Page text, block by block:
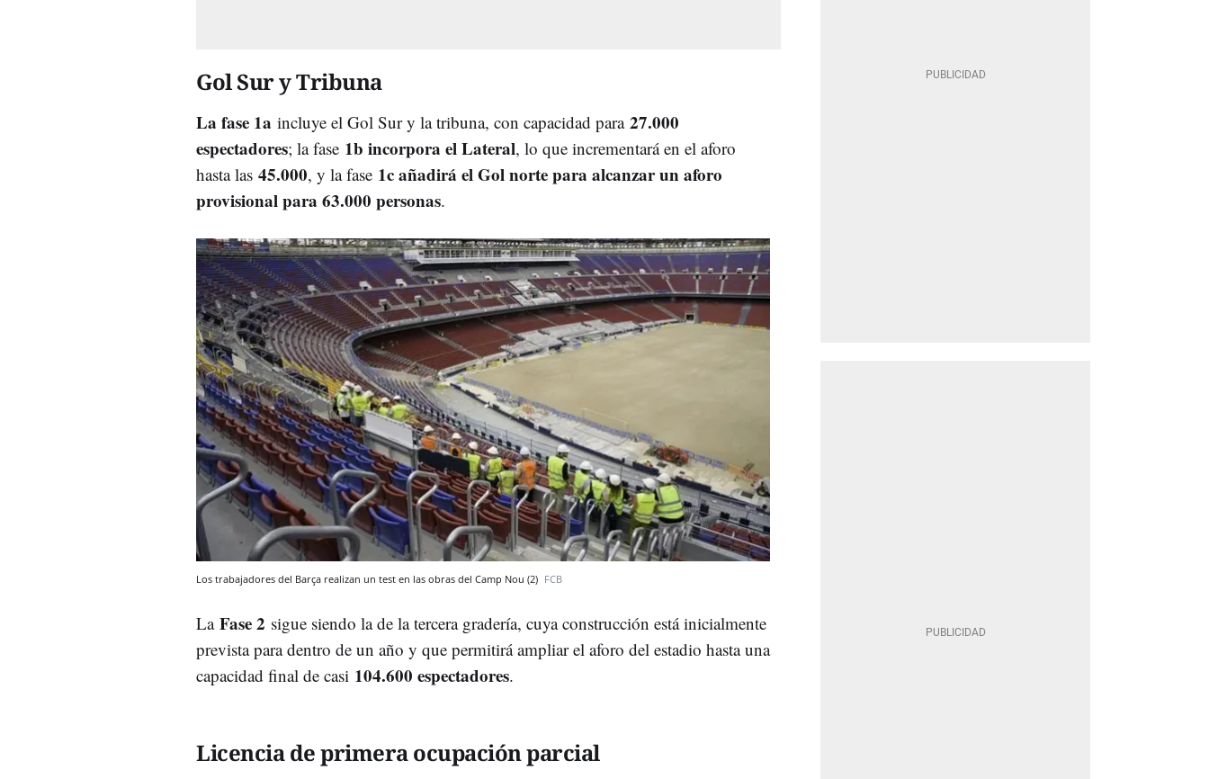
Gol Sur y Tribuna
La fase 1a incluye el Gol Sur y la tribuna, con capacidad para 27.000
espectadores; la fase 1b incorpora el Lateral, lo que incrementará en el aforo
hasta las 45.000, y la fase 1c añadirá el Gol norte para alcanzar un aforo
provisional para 63.000 personas.
Los trabajadores del Barça realizan un test en las obras del Camp Nou (2) FCB
La Fase 2 sigue siendo la de la tercera gradería, cuya construcción está inicialmente
prevista para dentro de un año y que permitirá ampliar el aforo del estadio hasta una
capacidad final de casi 104.600 espectadores.
Licencia de primera ocupación parcial